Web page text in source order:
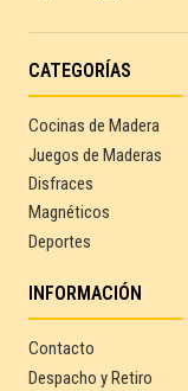
CATEGORÍAS
Cocinas de Madera
Juegos de Maderas
Disfraces
Magnéticos
Deportes
INFORMACIÓN
Contacto
Despacho y Retiro